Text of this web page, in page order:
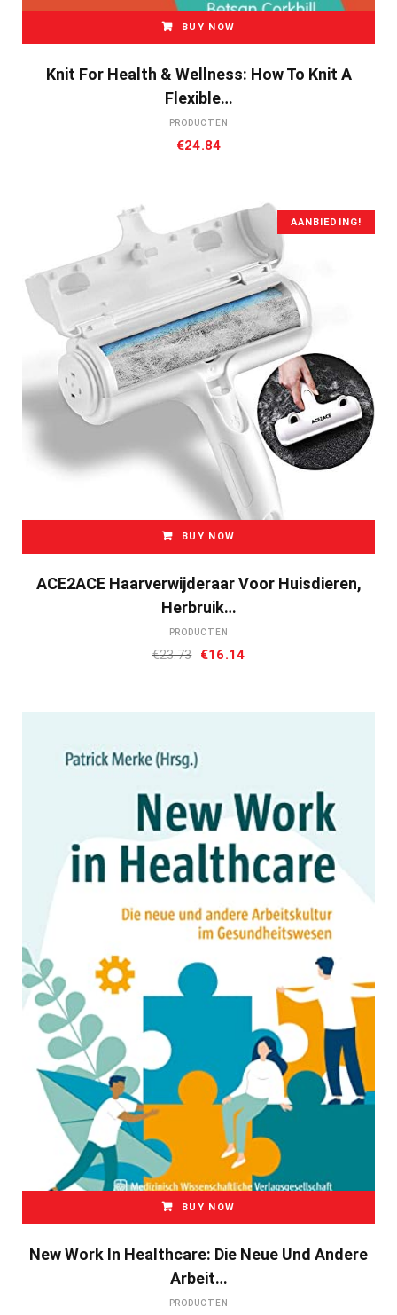
BUY NOW
Knit For Health & Wellness: How To Knit A
Flexible…
PRODUCTEN
€24.84
AANBIEDING!
BUY NOW
ACE2ACE Haarverwijderaar Voor Huisdieren,
Herbruik…
PRODUCTEN
€23.73 Oorspronkelijke
€23.73.
€16.14Huidige
€16.14.
BUY NOW
New Work In Healthcare: Die Neue Und Andere
Arbeit…
PRODUCTEN